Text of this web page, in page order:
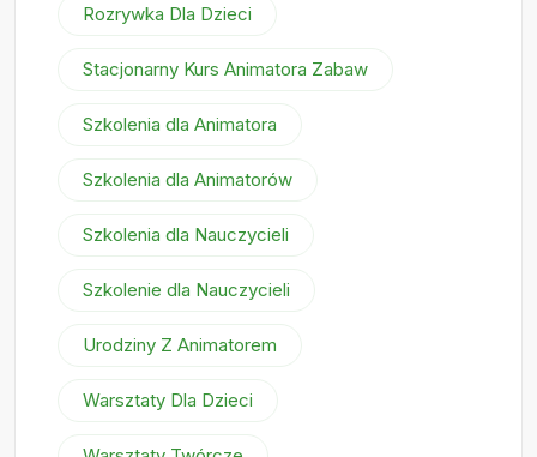
Rozrywka Dla Dzieci
Stacjonarny Kurs Animatora Zabaw
Szkolenia dla Animatora
Szkolenia dla Animatorów
Szkolenia dla Nauczycieli
Szkolenie dla Nauczycieli
Urodziny Z Animatorem
Warsztaty Dla Dzieci